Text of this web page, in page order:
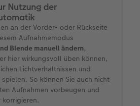
Nutzung der
an der Vorder- oder Rückseite
Aufnahmemodus
Blende manuell ändern,
hier wirkungsvoll üben können,
Lichtverhältnissen und
So können Sie auch nicht
Aufnahmen vorbeugen und
korrigieren.